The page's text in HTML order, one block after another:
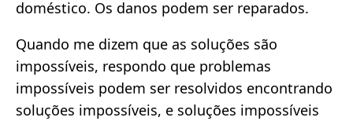
doméstico. Os danos podem ser reparados.
Quando me dizem que as soluções são
impossíveis, respondo que problemas
impossíveis podem ser resolvidos encontrando
soluções impossíveis, e soluções impossíveis